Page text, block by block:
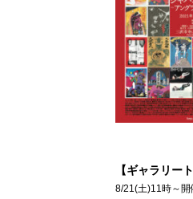
【ギャラリー
8/21(土)11時～